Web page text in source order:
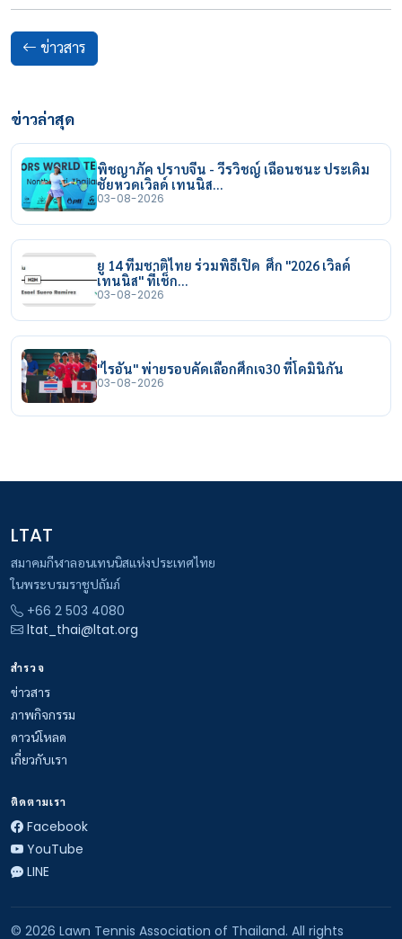
ข่าวสาร
ข่าวล่าสุด
พิชญาภัค ปราบจีน - วีรวิชญ์ เฉือนชนะ ประเดิม
ชัยหวดเวิลด์ เทนนิส…
03-08-2026
ยู 14 ทีมชาติไทย ร่วมพิธีเปิด ศึก "2026 เวิลด์
เทนนิส" ที่เช็ก…
03-08-2026
"ไรอัน" พ่ายรอบคัดเลือกศึกเจ30 ที่โดมินิกัน
03-08-2026
LTAT
สมาคมกีฬาลอนเทนนิสแห่งประเทศไทย
ในพระบรมราชูปถัมภ์
+66 2 503 4080
ltat_thai@ltat.org
สำรวจ
ข่าวสาร
ภาพกิจกรรม
ดาวน์โหลด
เกี่ยวกับเรา
ติดตามเรา
Facebook
YouTube
LINE
© 2026 Lawn Tennis Association of Thailand. All rights